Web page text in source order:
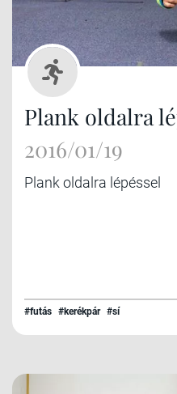
Plank oldalra
2016/01/19
Plank oldalra lépéssel
#futás #kerékpár #sí